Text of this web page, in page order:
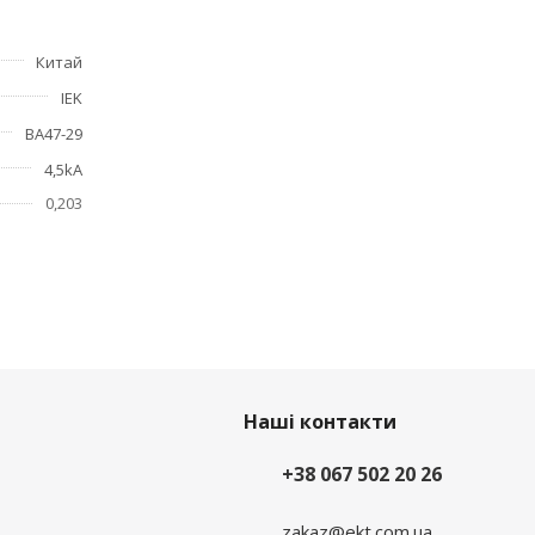
Китай
IEK
ВА47-29
4,5kA
0,203
Наші контакти
+38 067 502 20 26